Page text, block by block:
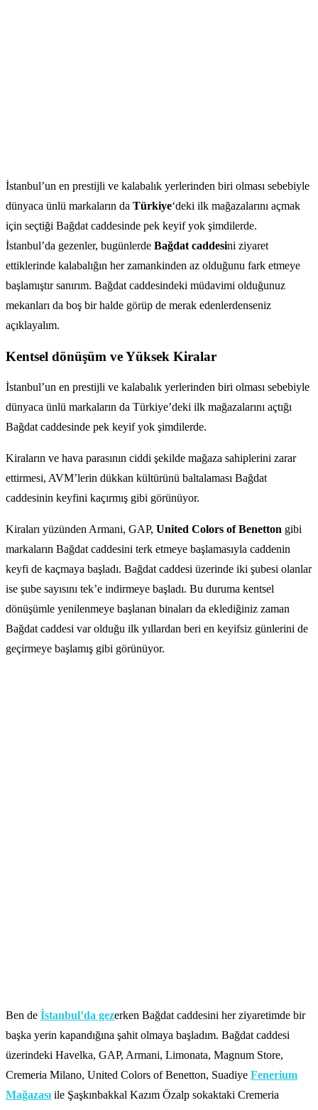
İstanbul’un en prestijli ve kalabalık yerlerinden biri olması sebebiyle
dünyaca ünlü markaların da Türkiye‘deki ilk mağazalarını açmak
için seçtiği Bağdat caddesinde pek keyif yok şimdilerde.
İstanbul’da gezenler, bugünlerde Bağdat caddesini ziyaret
ettiklerinde kalabalığın her zamankinden az olduğunu fark etmeye
başlamıştır sanırım. Bağdat caddesindeki müdavimi olduğunuz
mekanları da boş bir halde görüp de merak edenlerdenseniz
açıklayalım.
Kentsel dönüşüm ve Yüksek Kiralar
İstanbul’un en prestijli ve kalabalık yerlerinden biri olması sebebiyle
dünyaca ünlü markaların da Türkiye’deki ilk mağazalarını açtığı
Bağdat caddesinde pek keyif yok şimdilerde.
Kiraların ve hava parasının ciddi şekilde mağaza sahiplerini zarar
ettirmesi, AVM’lerin dükkan kültürünü baltalaması Bağdat
caddesinin keyfini kaçırmış gibi görünüyor.
Kiraları yüzünden Armani, GAP, United Colors of Benetton gibi
markaların Bağdat caddesini terk etmeye başlamasıyla caddenin
keyfi de kaçmaya başladı. Bağdat caddesi üzerinde iki şubesi olanlar
ise şube sayısını tek’e indirmeye başladı. Bu duruma kentsel
dönüşümle yenilenmeye başlanan binaları da eklediğiniz zaman
Bağdat caddesi var olduğu ilk yıllardan beri en keyifsiz günlerini de
geçirmeye başlamış gibi görünüyor.
Ben de İstanbul’da gezerken Bağdat caddesini her ziyaretimde bir
başka yerin kapandığına şahit olmaya başladım. Bağdat caddesi
üzerindeki Havelka, GAP, Armani, Limonata, Magnum Store,
Cremeria Milano, United Colors of Benetton, Suadiye Fenerium
Mağazası ile Şaşkınbakkal Kazım Özalp sokaktaki Cremeria